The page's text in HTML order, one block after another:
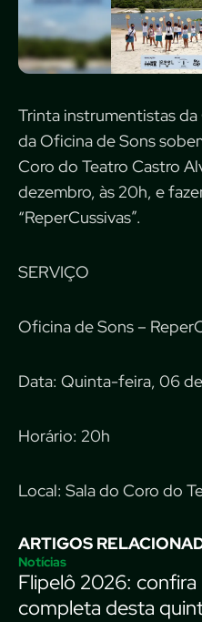
Trinta instrumentistas
da Oficina de Sons
Coro do Teatro Castro
dezembro, às 20h, e
“ReperCussivas”.
SERVIÇO
Oficina de Sons –
Data: Quinta-feira, 06
Horário: 20h
Local: Sala do Coro do
ARTIGOS
Notícias
Flipelô 2026:
completa desta